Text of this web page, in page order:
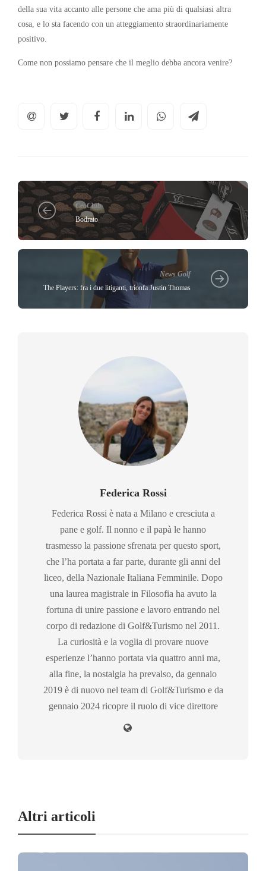
della sua vita accanto alle persone che ama più di qualsiasi altra
cosa, e lo sta facendo con un atteggiamento straordinariamente
positivo.
Come non possiamo pensare che il meglio debba ancora venire?
CeoClub
Bodrato
News Golf
The Players: fra i due litiganti, trionfa Justin Thomas
Federica Rossi
Federica Rossi è nata a Milano e cresciuta a
pane e golf. Il nonno e il papà le hanno
trasmesso la passione sfrenata per questo sport,
che l’ha portata a far parte, durante gli anni del
liceo, della Nazionale Italiana Femminile. Dopo
una laurea magistrale in Filosofia ha avuto la
fortuna di unire passione e lavoro entrando nel
corpo di redazione di Golf&Turismo nel 2011.
La curiosità e la voglia di provare nuove
esperienze l’hanno portata via quattro anni ma,
alla fine, la nostalgia ha prevalso, da gennaio
2019 è di nuovo nel team di Golf&Turismo e da
gennaio 2024 ricopre il ruolo di vice direttore
Altri articoli